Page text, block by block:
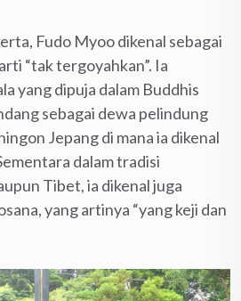
Fudo Myoo dikenal sebagai
“tak tergoyahkan”. Ia
yang dipuja dalam Buddhis
sebagai dewa pelindung
Jepang di mana ia dikenal
dalam tradisi
Tibet, ia dikenal juga
yang artinya “yang keji dan